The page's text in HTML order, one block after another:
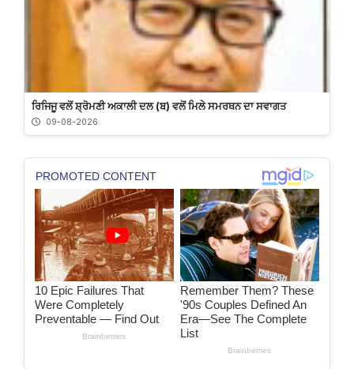
ਰਿਜਿਜੂ ਵਲੋਂ ਸ਼੍ਰੋਮਣੀ ਅਕਾਲੀ ਦਲ (ਬ) ਵਲੋਂ ਮਿਲੇ ਸਮਰਥਨ ਦਾ ਸਵਾਗਤ
09-08-2026